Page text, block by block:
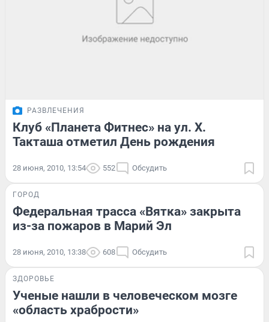
РАЗВЛЕЧЕНИЯ
Клуб «Планета Фитнес» на ул. Х.
Такташа отметил День рождения
28 июня, 2010, 13:54 552 Обсудить
ГОРОД
Федеральная трасса «Вятка» закрыта
из-за пожаров в Марий Эл
28 июня, 2010, 13:38 608 Обсудить
ЗДОРОВЬЕ
Ученые нашли в человеческом мозге
«область храбрости»